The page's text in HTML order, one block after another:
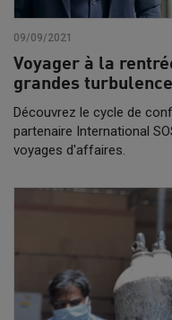
09/09/2021
Voyager à la
grandes
Découvrez le cycle de
partenaire International
voyages d'affaires.